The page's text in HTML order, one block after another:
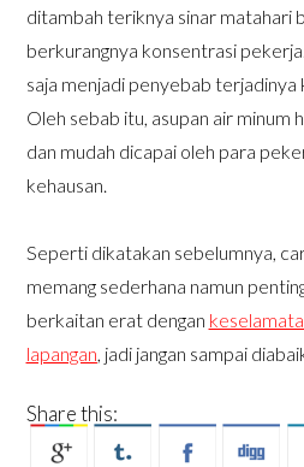
ditambah teriknya sinar matahari
berkurangnya konsentrasi
saja menjadi penyebab terjadinya
Oleh sebab itu, asupan air minum
dan mudah dicapai oleh para
kehausan.
Seperti dikatakan sebelumnya,
memang sederhana namun
berkaitan erat dengan
lapangan, jadi jangan sampai
Share this: